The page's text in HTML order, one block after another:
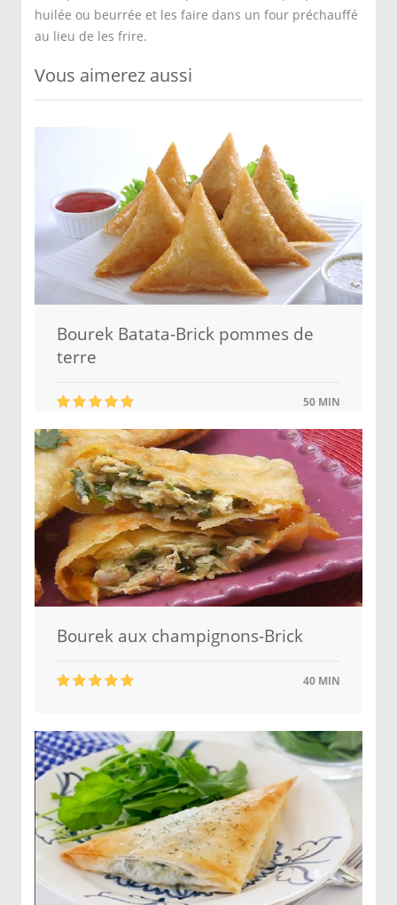
huilée ou beurrée et les faire dans un four préchauffé
au lieu de les frire.
Vous aimerez aussi
Bourek Batata-Brick pommes de
terre
50 MIN
Bourek aux champignons-Brick
40 MIN